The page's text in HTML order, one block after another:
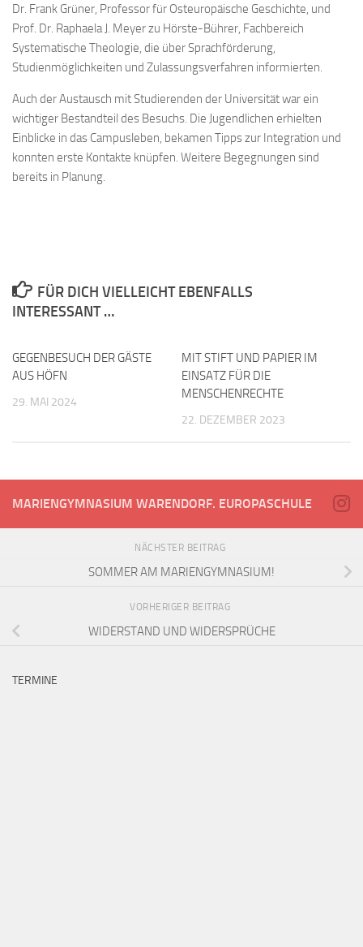
Dr. Frank Grüner, Professor für Osteuropäische Geschichte, und
Prof. Dr. Raphaela J. Meyer zu Hörste-Bührer, Fachbereich
Systematische Theologie, die über Sprachförderung,
Studienmöglichkeiten und Zulassungsverfahren informierten.
Auch der Austausch mit Studierenden der Universität war ein
wichtiger Bestandteil des Besuchs. Die Jugendlichen erhielten
Einblicke in das Campusleben, bekamen Tipps zur Integration und
konnten erste Kontakte knüpfen. Weitere Begegnungen sind
bereits in Planung.
FÜR DICH VIELLEICHT EBENFALLS
INTERESSANT …
GEGENBESUCH DER GÄSTE
AUS HÖFN
29. MAI 2024
MIT STIFT UND PAPIER IM
EINSATZ FÜR DIE
MENSCHENRECHTE
22. DEZEMBER 2023
MARIENGYMNASIUM WARENDORF. EUROPASCHULE
NÄCHSTER BEITRAG
SOMMER AM MARIENGYMNASIUM!
VORHERIGER BEITRAG
WIDERSTAND UND WIDERSPRÜCHE
TERMINE